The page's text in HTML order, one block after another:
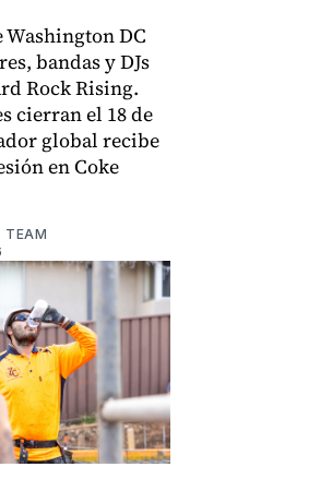
Washington DC
bandas y DJs
Rock Rising.
cierran el 18 de
global recibe
en Coke
TEAM